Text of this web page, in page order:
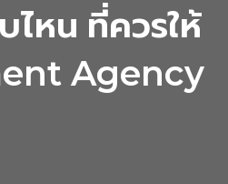
ไหน ที่ควรให้
Agency